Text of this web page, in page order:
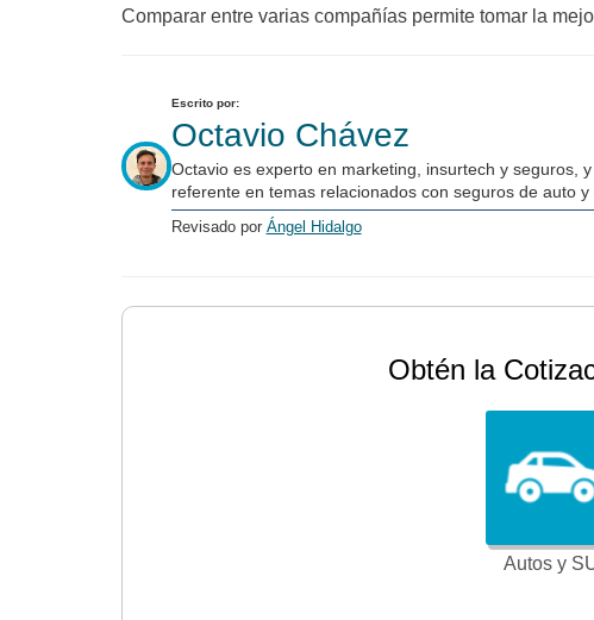
Comparar entre varias compañías permite tomar la
Escrito por:
Octavio Chávez
Octavio es experto en marketing, insurtech y seguros,
referente en temas relacionados con seguros de auto y
Revisado por Ángel Hidalgo
Obtén la
Autos y